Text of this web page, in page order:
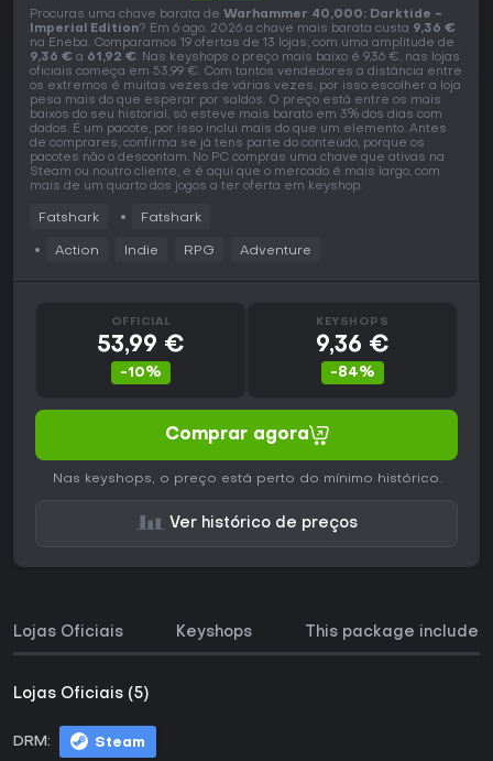
Procuras uma chave barata de Warhammer 40,000: Darktide -
Imperial Edition? Em 6 ago. 2026 a chave mais barata custa 9,36 €
na Eneba. Comparamos 19 ofertas de 13 lojas, com uma amplitude de
9,36 € a 61,92 €. Nas keyshops o preço mais baixo é 9,36 €, nas lojas
oficiais começa em 53,99 €. Com tantos vendedores a distância entre
os extremos é muitas vezes de várias vezes, por isso escolher a loja
pesa mais do que esperar por saldos. O preço está entre os mais
baixos do seu historial, só esteve mais barato em 3% dos dias com
dados. É um pacote, por isso inclui mais do que um elemento. Antes
de comprares, confirma se já tens parte do conteúdo, porque os
pacotes não o descontam. No PC compras uma chave que ativas na
Steam ou noutro cliente, e é aqui que o mercado é mais largo, com
mais de um quarto dos jogos a ter oferta em keyshop.
Fatshark Fatshark
Action Indie RPG Adventure
OFFICIAL
53,99 €
-10%
KEYSHOPS
9,36 €
-84%
Comprar agora
Nas keyshops, o preço está perto do mínimo histórico.
Ver histórico de preços
Lojas Oficiais Keyshops This package includes
Lojas Oficiais (5)
DRM: Steam